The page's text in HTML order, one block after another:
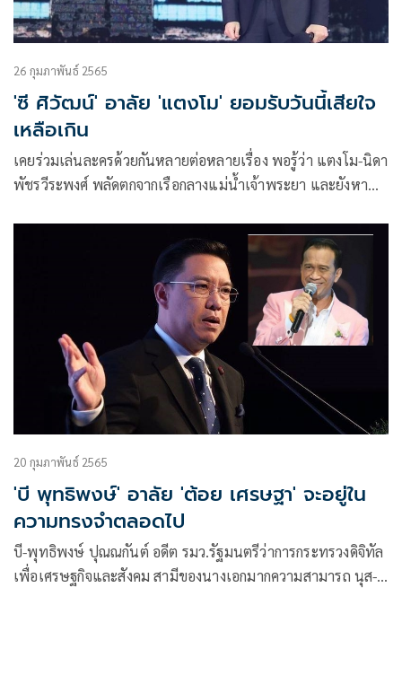
26 กุมภาพันธ์ 2565
'ซี ศิวัฒน์' อาลัย 'แตงโม' ยอมรับวันนี้เสียใจ
เหลือเกิน
เคยร่วมเล่นละครด้วยกันหลายต่อหลายเรื่อง พอรู้ว่า แตงโม-นิดา
พัชรวีระพงศ์ พลัดตกจากเรือกลางแม่น้ำเจ้าพระยา และยังหา
เพื่อนได้กลับมาอย่างปลอดภัย แต่พอทราบข่าวว่ามีการพบร่าง
ของแตงโมแล้วหลังจากที่ระดมหากันมาเกินกว่า 30 ชั่วโมง หนุ่ม
20 กุมภาพันธ์ 2565
'บี พุทธิพงษ์' อาลัย 'ต้อย เศรษฐา' จะอยู่ใน
ความทรงจำตลอดไป
บี-พุทธิพงษ์ ปุณณกันต์ อดีต รมว.รัฐมนตรีว่าการกระทรวงดิจิทัล
เพื่อเศรษฐกิจและสังคม สามีของนางเอกมากความสามารถ นุส-นุ